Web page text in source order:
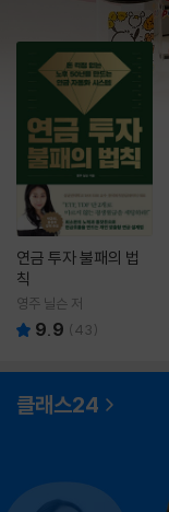
연금 투자 불패의 법
칙
영주 닐슨 저
9.9 (43)
클래스24